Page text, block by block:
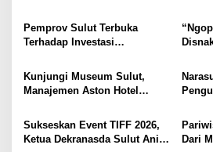
p
o
s
Ruang Aman Bagi Anak, di
Lingkungan Fisik Maupun di
Ruang Digital
Tidak
di
Pemprov Sulut Terbuka
Terhadap Investasi
Kunjungi Museum Sulut,
Manajemen Aston Hotel
Kebudayaan Ke Wisatawan
Sukseskan Event TIFF 2026,
Ketua Dekranasda Sulut Anik
Dari